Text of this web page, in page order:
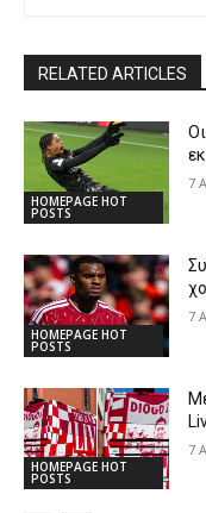
RELATED ARTICLES
HOMEPAGE HOT
POSTS
7
HOMEPAGE HOT
POSTS
7
HOMEPAGE HOT
POSTS
7